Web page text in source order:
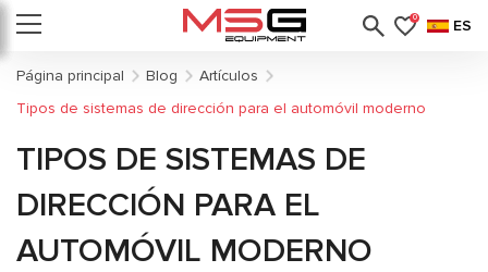
0 ES
Página principal Blog
Artículos
Tipos de sistemas de dirección para el automóvil moderno
TIPOS DE SISTEMAS DE
DIRECCIÓN PARA EL
AUTOMÓVIL MODERNO